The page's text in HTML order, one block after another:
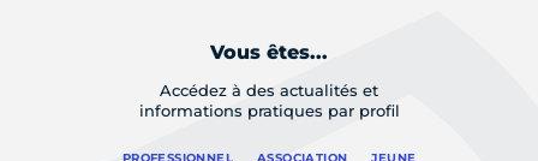
Vous êtes...
Accédez à des actualités et
informations pratiques par profil